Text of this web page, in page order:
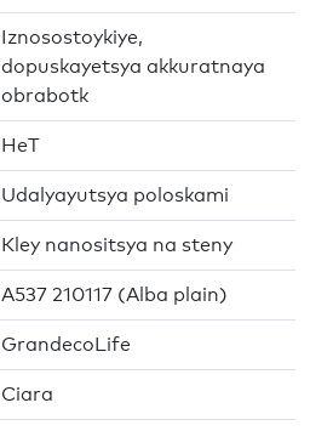
Iznosostoykiye,
dopuskayetsya akkuratnaya
obrabotk
HeT
Udalyayutsya poloskami
Kley nanositsya na steny
A537 210117 (Alba plain)
GrandecoLife
Ciara